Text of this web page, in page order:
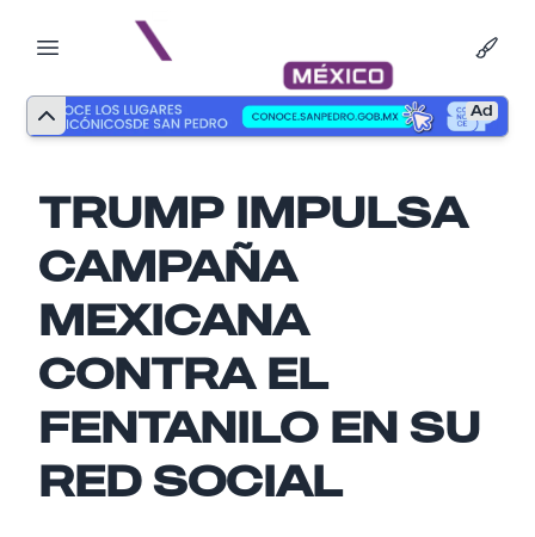
Ad
TRUMP IMPULSA
CAMPAÑA
MEXICANA
CONTRA EL
FENTANILO EN SU
RED SOCIAL
Nombre